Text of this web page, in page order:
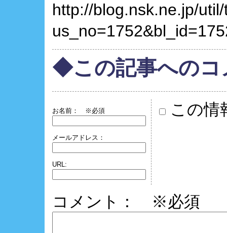
http://blog.nsk.ne.jp/
◆この記事へのコ
お名前： ※必須
メールアドレス：
URL:
この情
コメント： ※必須